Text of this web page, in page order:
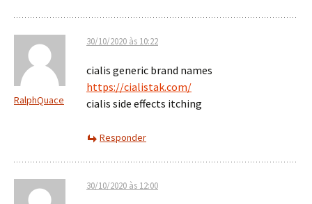
RalphQuace
30/10/2020 às 10:22
cialis generic brand names
https://cialistak.com/
cialis side effects itching
Responder
30/10/2020 às 12:00